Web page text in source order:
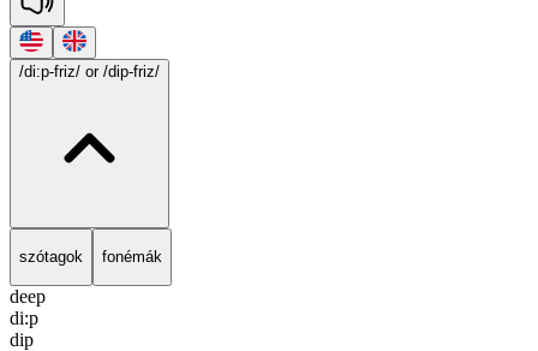
/di:p-friz/ or /dip-friz/
szótagok fonémák
deep
di:p
dip